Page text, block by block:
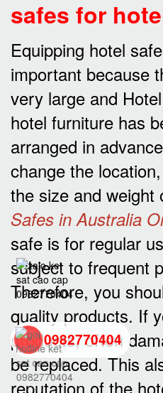
safes for
Equipping hotel
important because
very large and
hotel furniture has
arranged in
change the
the size and weight
Safes in Australia
safe is for regular
subject to frequent
Therefore, you
quality products. If
products, often
be replaced. This
reputation of the
0982770404